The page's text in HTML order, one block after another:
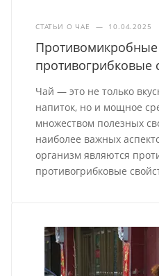
СТАТЬИ О ЧАЕ — 10.04.2025
противогрибковые
Чай — это не только
напиток, но и мощное
множеством полезных
наиболее важных
организм являются
противогрибковые